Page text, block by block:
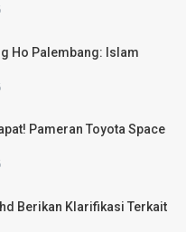
Ho Palembang: Islam
Pameran Toyota Space
Berikan Klarifikasi Terkait